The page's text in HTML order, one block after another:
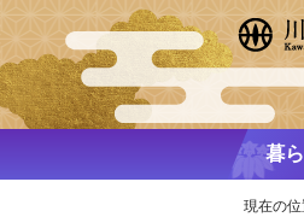
暮
現在の位